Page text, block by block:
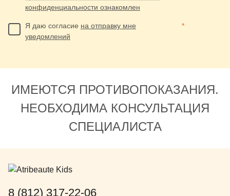
конфиденциальности ознакомлен
Я даю согласие на отправку мне
уведомлений
*
ИМЕЮТСЯ ПРОТИВОПОКАЗАНИЯ.
НЕОБХОДИМА КОНСУЛЬТАЦИЯ
СПЕЦИАЛИСТА
8 (812) 317-22-06